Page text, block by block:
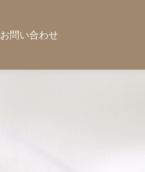
お問い合わせ